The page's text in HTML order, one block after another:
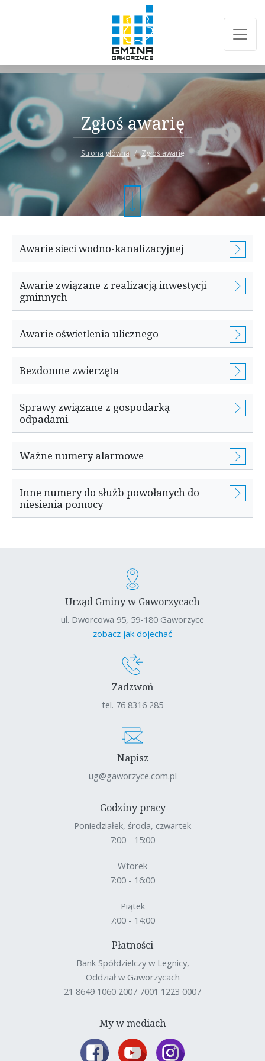
Zgłoś awarię
Strona główna Zgłoś awarię
Awarie sieci wodno-kanalizacyjnej
Awarie związane z realizacją inwestycji
gminnych
Awarie oświetlenia ulicznego
Bezdomne zwierzęta
Sprawy związane z gospodarką
odpadami
Ważne numery alarmowe
Inne numery do służb powołanych do
niesienia pomocy
Urząd Gminy w Gaworzycach
ul. Dworcowa 95, 59-180 Gaworzyce
zobacz jak dojechać
Zadzwoń
tel. 76 8316 285
Napisz
ug@gaworzyce.com.pl
Godziny pracy
Poniedziałek, środa, czwartek
7:00 - 15:00
Wtorek
7:00 - 16:00
Piątek
7:00 - 14:00
Płatności
Bank Spółdzielczy w Legnicy,
Oddział w Gaworzycach
21 8649 1060 2007 7001 1223 0007
My w mediach